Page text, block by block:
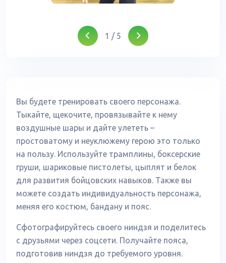
1 / 5
Вы будете тренировать своего персонажа.
Тыкайте, щекочите, провязывайте к нему
воздушные шары и дайте улететь –
простоватому и неуклюжему герою это только
на пользу. Используйте трамплины, боксерские
груши, шариковые пистолеты, цыплят и белок
для развития бойцовских навыков. Также вы
можете создать индивидуальность персонажа,
меняя его костюм, бандану и пояс.
Сфотографируйтесь своего ниндзя и поделитесь
с друзьями через соцсети. Получайте пояса,
подготовив ниндзя до требуемого уровня.